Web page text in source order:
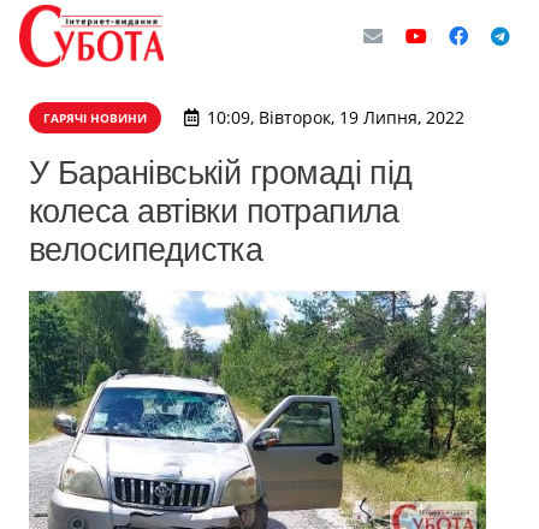
ГАРЯЧІ НОВИНИ 10:09, Вівторок, 19 Липня, 2022
У Баранівській громаді під
колеса автівки потрапила
велосипедистка